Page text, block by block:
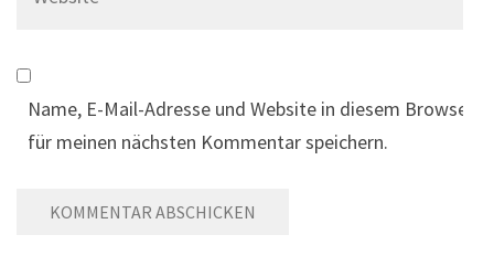
Name, E-Mail-Adresse und Website in diesem Browser
für meinen nächsten Kommentar speichern.